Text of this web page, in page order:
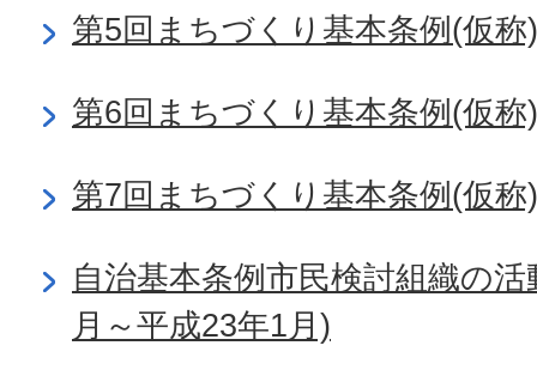
第5回まちづくり基本条例(仮称
第6回まちづくり基本条例(仮称
第7回まちづくり基本条例(仮称
自治基本条例市民検討組織の
月～平成23年1月)